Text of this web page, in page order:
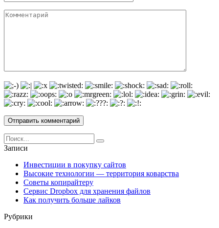
Комментарий
Search
for:
Записи
Инвестиции в покупку сайтов
Высокие технологии — территория коварства
Советы копирайтеру
Сервис Dropbox для хранения файлов
Как получить больше лайков
Рубрики